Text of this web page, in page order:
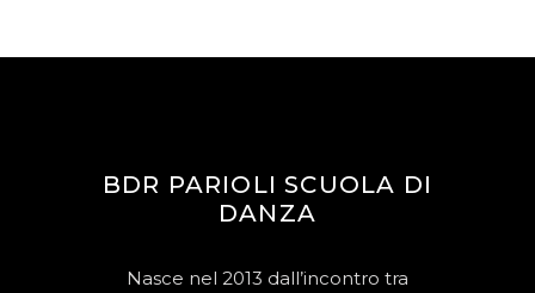
BDR PARIOLI SCUOLA DI
DANZA
Nasce nel 2013 dall’incontro tra